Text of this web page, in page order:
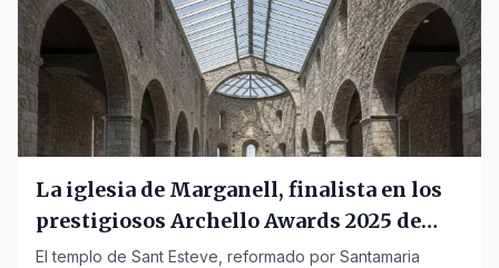
La iglesia de Marganell, finalista en los
prestigiosos Archello Awards 2025 de
arquitectura
El templo de Sant Esteve, reformado por Santamaria